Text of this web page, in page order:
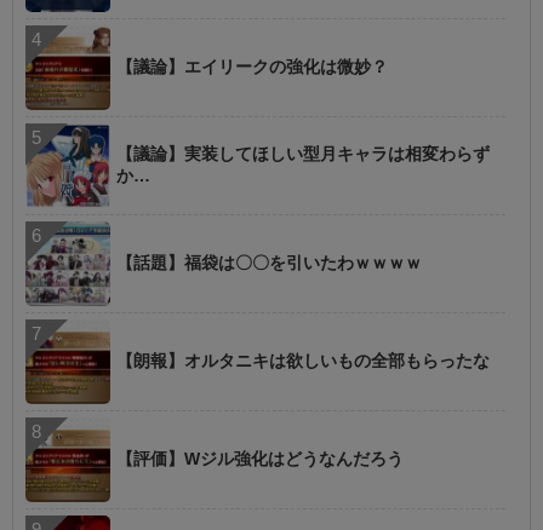
【議論】エイリークの強化は微妙？
【議論】実装してほしい型月キャラは相変わらず
か…
【話題】福袋は〇〇を引いたわｗｗｗｗ
【朗報】オルタニキは欲しいもの全部もらったな
【評価】Wジル強化はどうなんだろう